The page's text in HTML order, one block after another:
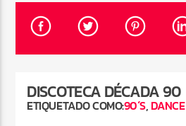
DISCOTECA DÉCADA 90
ETIQUETADO COMO:90´S,DANCE